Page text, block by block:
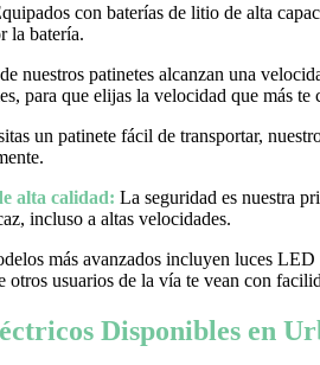
con baterías de litio de alta
la batería.
nuestros patinetes alcanzan una
para que elijas la velocidad que más te
un patinete fácil de transportar,
alta calidad: La seguridad es nuestra
incluso a altas velocidades.
más avanzados incluyen luces
otros usuarios de la vía te vean con
Disponibles en